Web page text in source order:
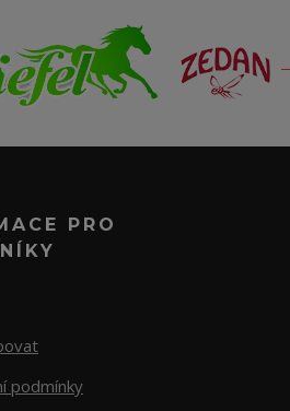
PRO
podmínky